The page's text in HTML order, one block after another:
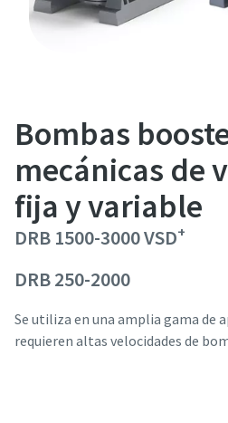
Bombas
mecánicas de
fija y variable
DRB 1500-3000 VSD+
DRB 250-2000
Se utiliza en una amplia gama de
requieren altas velocidades de
Detalles de la persona
Apellido/s
Correo electrónico
Teléfono
¿Quiere más
Detalles de la persona
Apellido/s
Correo electrónico
Teléfono
¿Quiere más
Detalles de la persona
Apellido/s
Correo electrónico
Teléfono
¿Quiere más
Detalles de la persona
Apellido/s
Correo electrónico
Teléfono
¿Quiere más